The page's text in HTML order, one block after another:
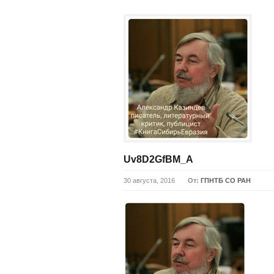
Uv8D2GfBM_A
30 августа, 2016 От: ГПНТБ СО РАН